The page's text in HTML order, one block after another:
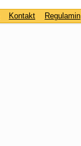
Kontakt Regulamin